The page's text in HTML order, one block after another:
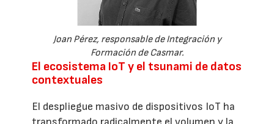
Joan Pérez, responsable de Integración y
Formación de Casmar.
El ecosistema IoT y el tsunami de datos
contextuales
El despliegue masivo de dispositivos IoT ha